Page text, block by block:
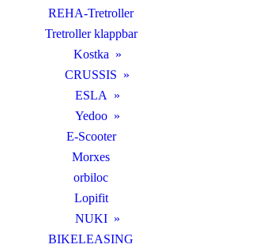
REHA-Tretroller
Tretroller klappbar
Kostka
CRUSSIS
ESLA
Yedoo
E-Scooter
Morxes
orbiloc
Lopifit
NUKI
BIKELEASING